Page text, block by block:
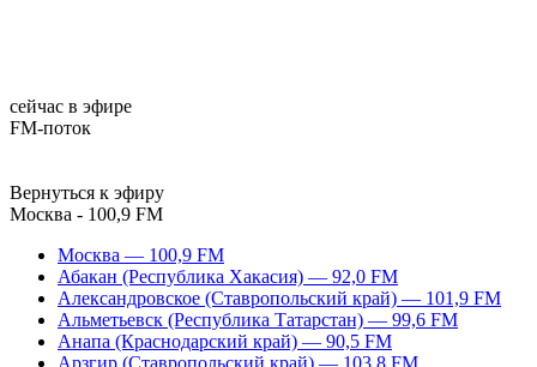
сейчас в эфире
FM-поток
Вернуться к эфиру
Москва - 100,9 FM
Москва — 100,9 FM
Абакан (Республика Хакасия) — 92,0 FM
Александровское (Ставропольский край) — 101,9 FM
Альметьевск (Республика Татарстан) — 99,6 FM
Анапа (Краснодарский край) — 90,5 FM
Арзгир (Ставропольский край) — 103,8 FM